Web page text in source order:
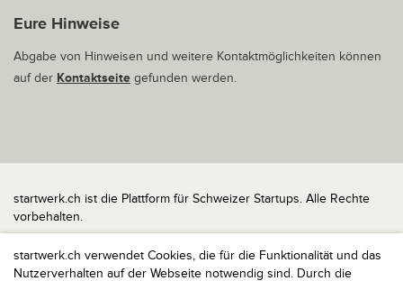
startwerk.ch verwendet Cookies, die für die Funktionalität und das
Nutzerverhalten auf der Webseite notwendig sind. Durch die
Eure Hinweise
Abgabe von Hinweisen und weitere Kontaktmöglichkeiten können
auf der Kontaktseite gefunden werden.
startwerk.ch ist die Plattform für Schweizer Startups. Alle Rechte
vorbehalten.
Impressum
Kontakt